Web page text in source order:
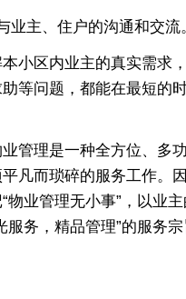
主、住户的沟通和交流
区内业主的真实需求，
等问题，都能在最短的
理是一种全方位、多功
凡而琐碎的服务工作。
物业管理无小事”，以业主
服务，精品管理”的服务宗